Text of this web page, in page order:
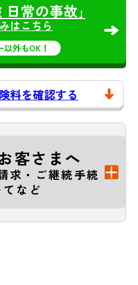
日常の事故｣
はこちら
以外もOK！
料を確認する
客さまへ
求・ご継続手続
など